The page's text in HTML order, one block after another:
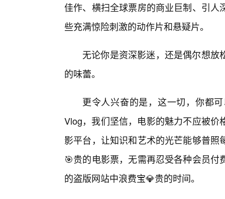
佳作、横扫全球票房的商业巨制、引
些充满惊险刺激的动作片和悬疑片。
无论你是资深影迷，还是偶尔想
的味蕾。
更令人兴奋的是，这一切，你都
Vlog，我们坚信，电影的魅力不应被
影平台，让知识和艺术的光芒能够普
🎯贵的电影票，无需再忍受各种会员
的盗版网站中浪费宝💎贵的时间。